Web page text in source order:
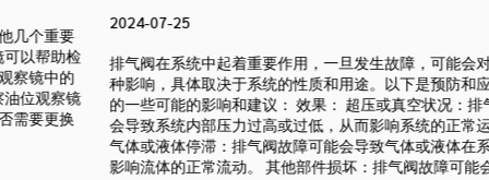
排气阀在系统中起着重要作用，一旦发生故障，可能会对系统造成多
种影响，具体取决于系统的性质和用途。以下是预防和应对这种情况
的一些可能的影响和建议： 效果： 超压或真空状况：排气阀故障可能
会导致系统内部压力过高或过低，从而影响系统的正常运行和安全。
气体或液体停滞：排气阀故障可能会导致气体或液体在系统中停滞，
影响流体的正常流动。 其他部件损坏：排气阀故障可能会导致系统其